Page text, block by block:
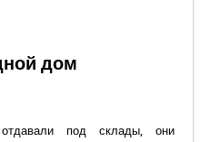
Момент истины
дом
под склады, они